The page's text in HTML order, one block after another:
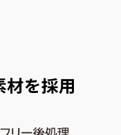
材を採用